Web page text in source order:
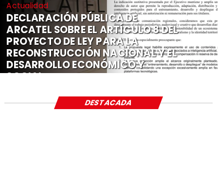
Actualidad
DECLARACIÓN PÚBLICA DE
ARCATEL SOBRE EL ARTÍCULO 8 DEL
PROYECTO DE LEY PARA LA
RECONSTRUCCIÓN NACIONAL Y EL
DESARROLLO ECONÓMICO Y
SOCIAL
DESTACADA